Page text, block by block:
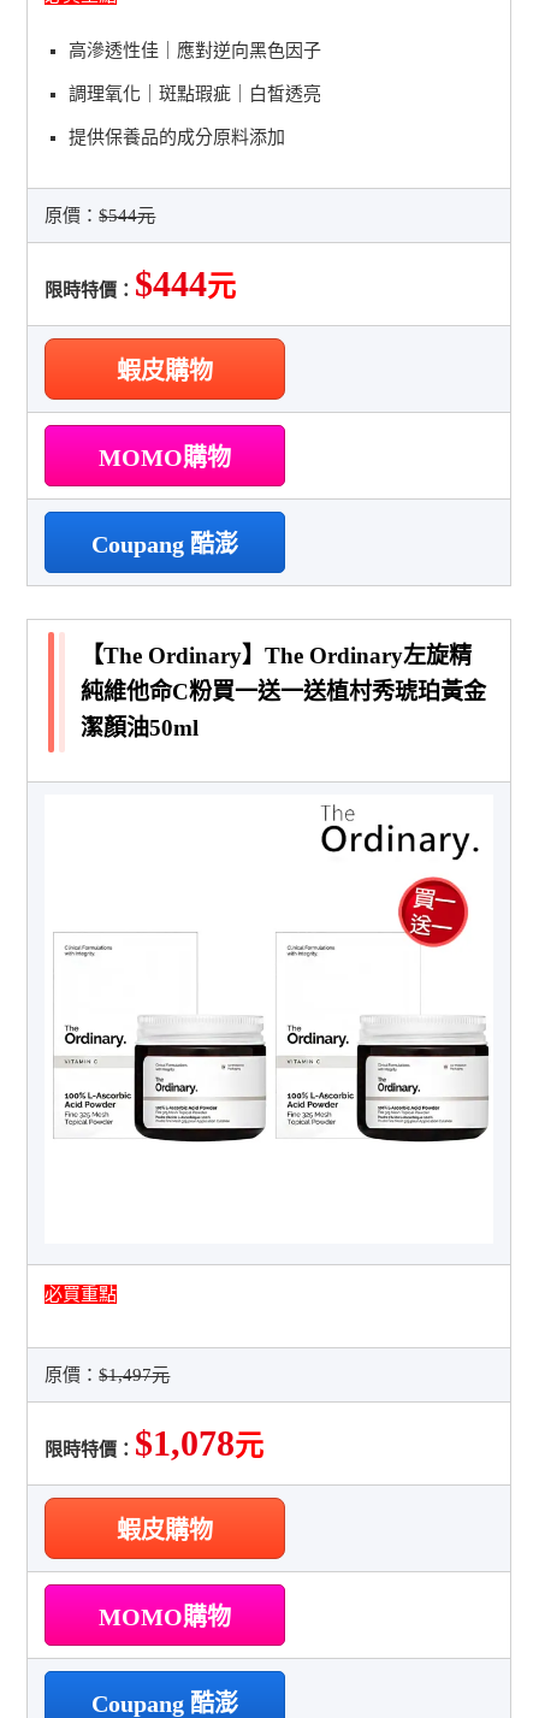
高滲透性佳｜應對逆向黑色因子
調理氧化｜斑點瑕疵｜白皙透亮
提供保養品的成分原料添加
原價：$544元
限時特價： $444元
蝦皮購物
MOMO購物
Coupang 酷澎
【The Ordinary】The Ordinary左旋精
純維他命C粉買一送一送植村秀琥珀黃金
潔顏油50ml
必買重點
原價：$1,497元
限時特價： $1,078元
蝦皮購物
MOMO購物
Coupang 酷澎